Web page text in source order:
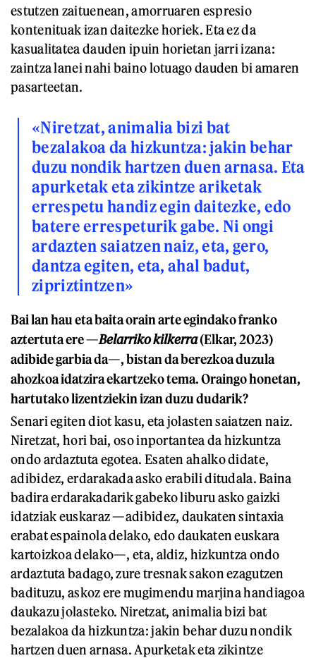
estutzen zaituenean, amorruaren espresio
kontenituak izan daitezke horiek. Eta ez da
kasualitatea dauden ipuin horietan jarri izana:
zaintza lanei nahi baino lotuago dauden bi amaren
pasarteetan.
«Niretzat, animalia bizi bat
bezalakoa da hizkuntza: jakin behar
duzu nondik hartzen duen arnasa. Eta
apurketak eta zikintze ariketak
errespetu handiz egin daitezke, edo
batere errespeturik gabe. Ni ongi
ardazten saiatzen naiz, eta, gero,
dantza egiten, eta, ahal badut,
zipriztintzen»
Bai lan hau eta baita orain arte egindako franko
aztertuta ere —Belarriko kilkerra(Elkar, 2023)
adibide garbia da—, bistan da berezkoa duzula
ahozkoa idatzira ekartzeko tema. Oraingo honetan,
hartutako lizentziekin izan duzu dudarik?
Senari egiten diot kasu, eta jolasten saiatzen naiz.
Niretzat, hori bai, oso inportantea da hizkuntza
ondo ardaztuta egotea. Esaten ahalko didate,
adibidez, erdarakada asko erabili ditudala. Baina
badira erdarakadarik gabeko liburu asko gaizki
idatziak euskaraz —adibidez, daukaten sintaxia
erabat espainola delako, edo daukaten euskara
kartoizkoa delako—, eta, aldiz, hizkuntza ondo
ardaztuta badago, zure tresnak sakon ezagutzen
badituzu, askoz ere mugimendu marjina handiagoa
daukazu jolasteko. Niretzat, animalia bizi bat
bezalakoa da hizkuntza: jakin behar duzu nondik
hartzen duen arnasa. Apurketak eta zikintze